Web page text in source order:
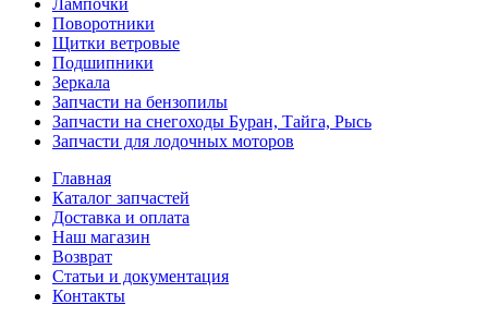
Поворотники
Щитки ветровые
Подшипники
Зеркала
Запчасти на бензопилы
Запчасти на снегоходы Буран, Тайга, Рысь
Запчасти для лодочных моторов
Главная
Каталог запчастей
Доставка и оплата
Наш магазин
Возврат
Статьи и документация
Контакты